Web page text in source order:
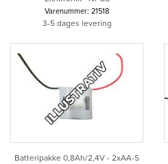
Varenummer: 21518
3-5 dages levering
Batteripakke 0,8Ah/2,4V - 2xAA-S